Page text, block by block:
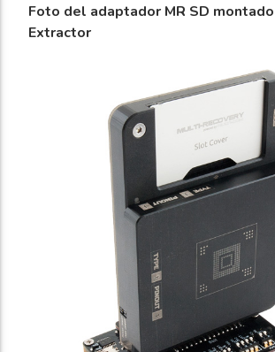
Foto del adaptador MR SD
Extractor